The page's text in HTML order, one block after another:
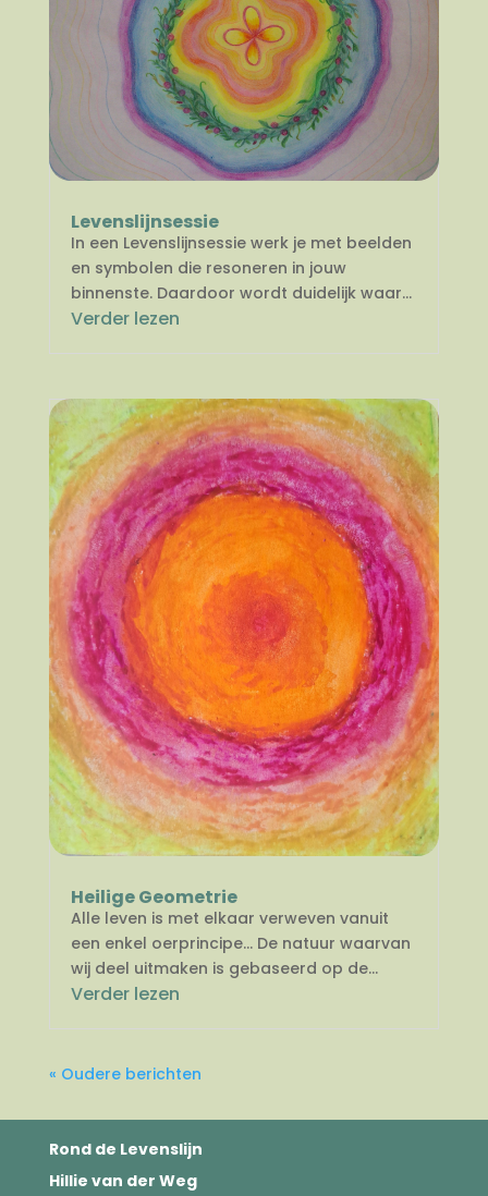
Levenslijnsessie
In een Levenslijnsessie werk je met beelden
en symbolen die resoneren in jouw
binnenste. Daardoor wordt duidelijk waar...
Verder lezen
Heilige Geometrie
Alle leven is met elkaar verweven vanuit
een enkel oerprincipe… De natuur waarvan
wij deel uitmaken is gebaseerd op de...
Verder lezen
« Oudere berichten
Rond de Levenslijn
Hillie van der Weg